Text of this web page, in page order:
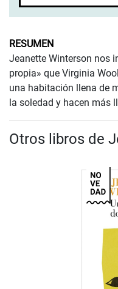
RESUMEN
Jeanette Winterson nos
propia» que Virginia
una habitación llena de
la soledad y hacen más
Otros libros de